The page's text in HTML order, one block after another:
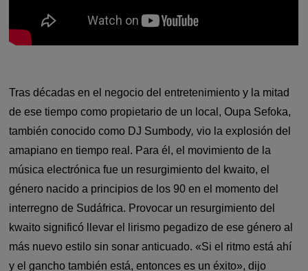
Tras décadas en el negocio del entretenimiento y la mitad
de ese tiempo como propietario de un local, Oupa Sefoka,
también conocido como DJ Sumbody,vio la explosión del
amapiano en tiempo real. Para él, el movimiento de la
música electrónica fue un resurgimiento del kwaito, el
género nacido a principios de los 90 en el momento del
interregno de Sudáfrica. Provocar un resurgimiento del
kwaito significó llevar el lirismo pegadizo de ese género al
más nuevo estilo sin sonar anticuado. «Si el ritmo está ahí
y el gancho también está, entonces es un éxito», dijo